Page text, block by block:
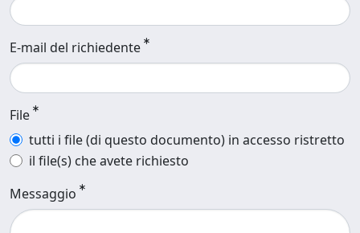
E-mail del richiedente
File
tutti i file (di questo documento) in accesso ristretto
il file(s) che avete richiesto
Messaggio